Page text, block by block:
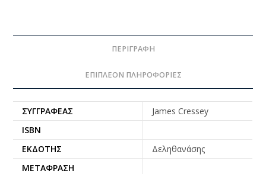
ΠΕΡΙΓΡΑΦΉ
ΕΠΙΠΛΈΟΝ ΠΛΗΡΟΦΟΡΊΕΣ
ΣΥΓΓΡΑΦΈΑΣ
James Cressey
ISBN
ΕΚΔΌΤΗΣ
Δεληθανάσης
ΜΕΤΆΦΡΑΣΗ